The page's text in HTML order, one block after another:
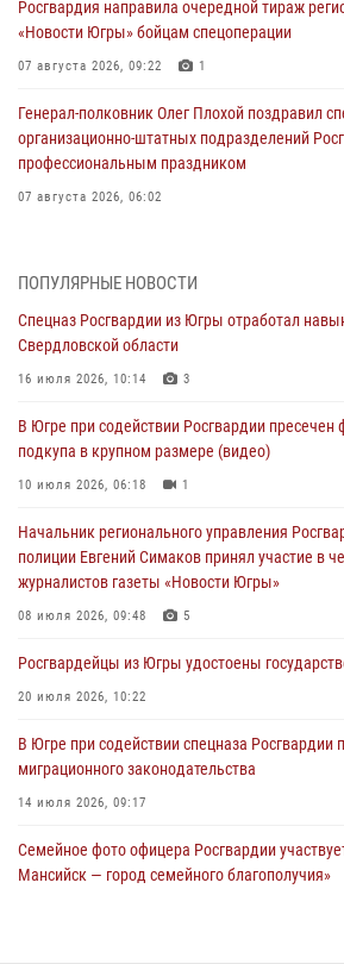
Росгвардия направила очередной тираж
«Новости Югры» бойцам спецоперации
07 августа 2026, 09:22 1
Генерал-полковник Олег Плохой поздравил
организационно-штатных подразделений
профессиональным праздником
07 августа 2026, 06:02
Военнослужащие Росгвардии сбили дрон-
направлении
Офицеры Росгвардии и ветераны войск
память генерала армии Ивана Кирилловича
В Югре при силовой поддержке ОМОН
подозреваемые в страховом мошенничестве
06 августа 2026, 09:07
Урайский отдел вневедомственной охраны
60-летний юбилей
ПОПУЛЯРНЫЕ НОВОСТИ
Спецназ Росгвардии из Югры отработал
Свердловской области
16 июля 2026, 10:14 3
В Югре при содействии Росгвардии пресечен
подкупа в крупном размере (видео)
10 июля 2026, 06:18 1
Начальник регионального управления
полиции Евгений Симаков принял участие в
журналистов газеты «Новости Югры»
08 июля 2026, 09:48 5
Росгвардейцы из Югры удостоены
20 июля 2026, 10:22
В Югре при содействии спецназа Росгвардии
миграционного законодательства
14 июля 2026, 09:17
Семейное фото офицера Росгвардии
Мансийск — город семейного благополучия»